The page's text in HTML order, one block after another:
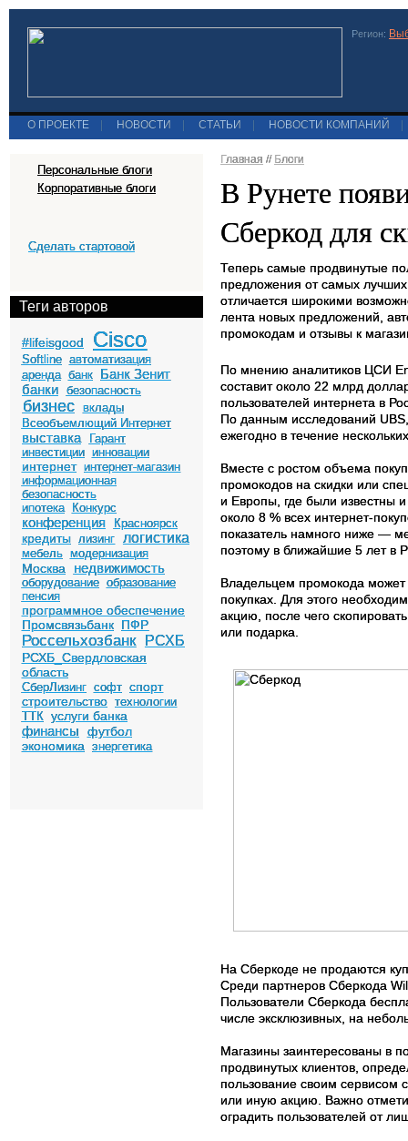
Регион:
О ПРОЕКТЕ НОВОСТИ СТАТЬИ НОВОСТИ КОМПАНИЙ
Персональные блоги
Корпоративные блоги
Сделать стартовой
Теги авторов
#lifeisgood Cisco
Softline автоматизация
аренда банк
Банк Зенит
банки безопасность
бизнес
вклады
Всеобъемлющий Интернет
выставка
Гарант
инвестиции инновации
интернет интернет-магазин
информационная
безопасность
ипотека
Конкурс
конференция Красноярск
кредиты лизинг логистика
мебель модернизация
Москва недвижимость
оборудование образование
пенсия
программное обеспечение
Промсвязьбанк ПФР
Россельхозбанк РСХБ
РСХБ_Свердловская
область
СберЛизинг софт спорт
строительство технологии
ТТК услуги банка
финансы
футбол
экономика
энергетика
Главная // Блоги
В Рунете
Сберкод для
Теперь самые продвинутые
предложения от самых
отличается широкими
лента новых предложений,
промокодам и отзывы к
По мнению аналитиков ЦСИ
составит около 22 млрд
пользователей интернета в
По данным исследований
ежегодно в течение
Вместе с ростом объема
промокодов на скидки или
и Европы, где были известны
около 8 % всех интернет-
показатель намного ниже —
поэтому в ближайшие 5 лет в
Владельцем промокода может
покупках. Для этого
акцию, после чего
или подарка.
На Сберкоде не продаются
Среди партнеров Сберкода
Пользователи Сберкода
числе эксклюзивных, на
Магазины заинтересованы в
продвинутых клиентов,
пользование своим сервисом
или иную акцию. Важно
оградить пользователей от